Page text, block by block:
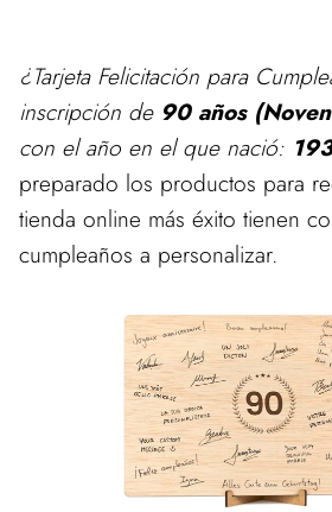
¿Tarjeta Felicitación para
inscripción de 90 años
con el año en el que nació:
preparado los productos para
tienda online más éxito tienen
cumpleaños a personalizar.